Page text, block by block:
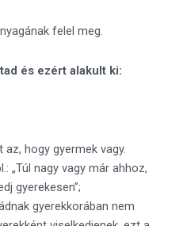
felel meg.
és ezért alakult ki:
hogy gyermek vagy.
„Túl nagy vagy már ahhoz,
gyerekesen”;
gyerekkorában nem